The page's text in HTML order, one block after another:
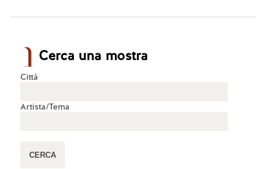
Cerca una mostra
Città
Artista/Tema